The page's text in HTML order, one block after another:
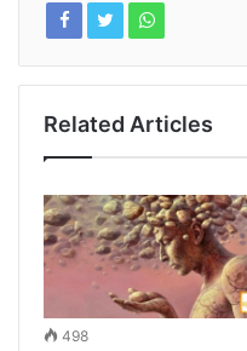
Related Articles
498